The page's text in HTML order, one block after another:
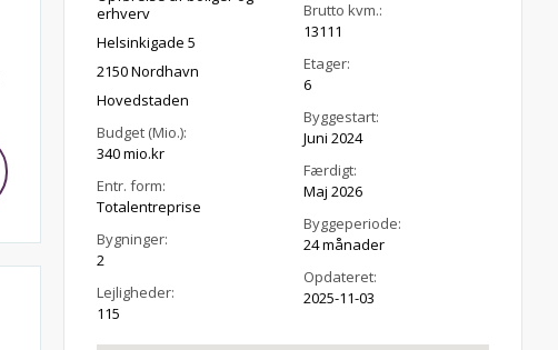
erhverv
Helsinkigade 5
2150 Nordhavn
Hovedstaden
Budget (Mio.):
340 mio.kr
Entr. form:
Totalentreprise
Bygninger:
2
Lejligheder:
115
Brutto kvm.:
13111
Etager:
6
Byggestart:
Juni 2024
Færdigt:
Maj 2026
Byggeperiode:
24 månader
Opdateret:
2025-11-03